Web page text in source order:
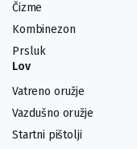
Čizme
Kombinezon
Prsluk
Lov
Vatreno oružje
Vazdušno oružje
Startni pištolji